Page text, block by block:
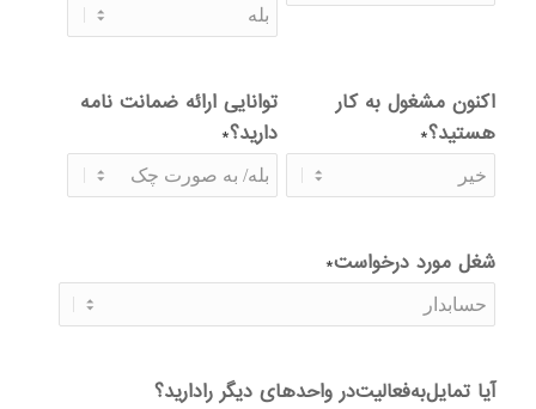
اکنون مشغول به کار
هستید؟*
توانایی ارائه ضمانت نامه
دارید؟*
شغل مورد درخواست*
آیا تمایل‌به‌فعالیت‌در واحدهای دیگر را‌‌دارید؟